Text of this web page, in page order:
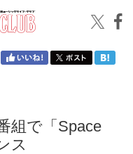
組で「Space
ス